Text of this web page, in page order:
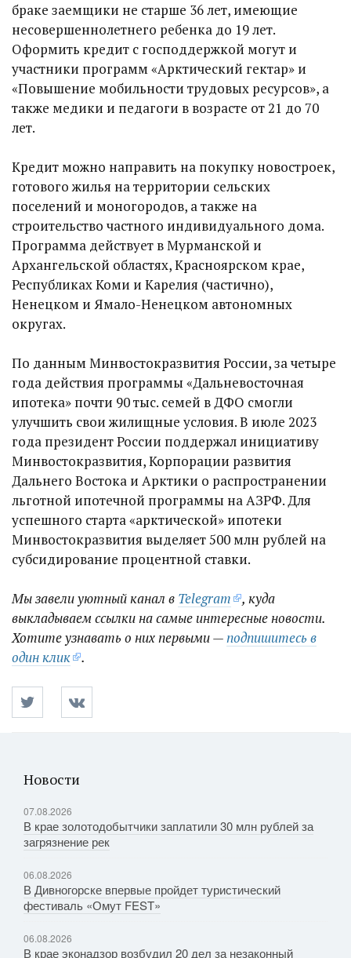
браке заемщики не старше 36 лет, имеющие
несовершеннолетнего ребенка до 19 лет.
Оформить кредит с господдержкой могут и
участники программ «Арктический гектар» и
«Повышение мобильности трудовых ресурсов», а
также медики и педагоги в возрасте от 21 до 70
лет.
Кредит можно направить на покупку новостроек,
готового жилья на территории сельских
поселений и моногородов, а также на
строительство частного индивидуального дома.
Программа действует в Мурманской и
Архангельской областях, Красноярском крае,
Республиках Коми и Карелия (частично),
Ненецком и Ямало-Ненецком автономных
округах.
По данным Минвостокразвития России, за четыре
года действия программы «Дальневосточная
ипотека» почти 90 тыс. семей в ДФО смогли
улучшить свои жилищные условия. В июле 2023
года президент России поддержал инициативу
Минвостокразвития, Корпорации развития
Дальнего Востока и Арктики о распространении
льготной ипотечной программы на АЗРФ. Для
успешного старта «арктической» ипотеки
Минвостокразвития выделяет 500 млн рублей на
субсидирование процентной ставки.
Мы завели уютный канал в Telegram
, куда
выкладываем ссылки на самые интересные новости.
Хотите узнавать о них первыми —подпишитесь в
один клик
.
Новости
07.08.2026
В крае золотодобытчики заплатили 30 млн рублей за
загрязнение рек
06.08.2026
В Дивногорске впервые пройдет туристический
фестиваль «Омут FEST»
06.08.2026
В крае эконадзор возбудил 20 дел за незаконный